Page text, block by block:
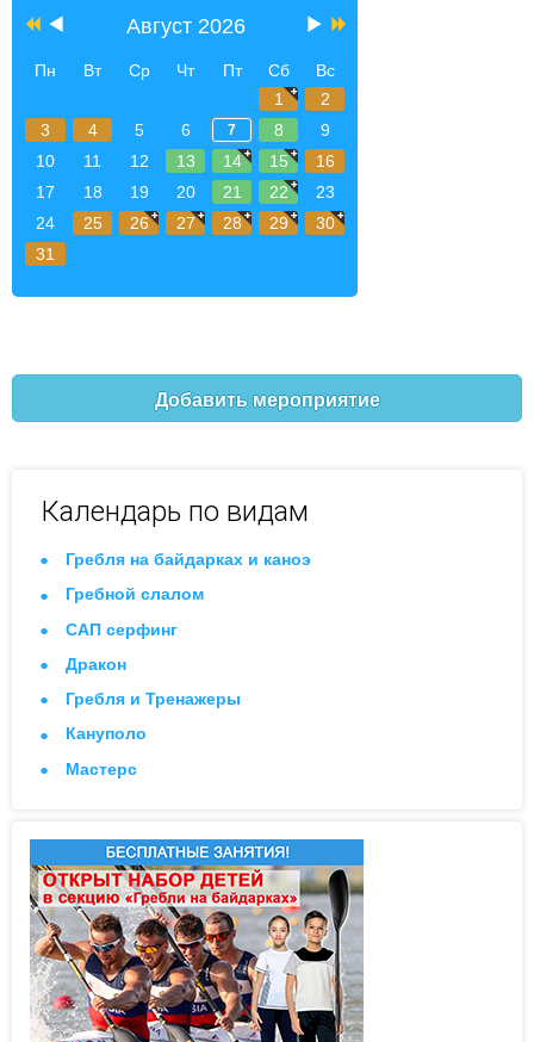
Август 2026
Пн Вт Ср Чт Пт Сб
Вс
1
2
3
4 5 6 7 8
9
10
11 12 13 14 15
16
17
18 19 20 21 22
23
24
25 26 27 28 29
30
31
Добавить мероприятие
Календарь по видам
Гребля на байдарках и каноэ
Гребной слалом
САП серфинг
Дракон
Гребля и Тренажеры
Кануполо
Мастерс